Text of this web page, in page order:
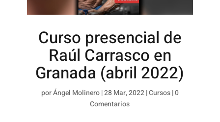
Curso presencial de
Raúl Carrasco en
Granada (abril 2022)
porÁngel Molinero|28 Mar, 2022|Cursos|0
Comentarios